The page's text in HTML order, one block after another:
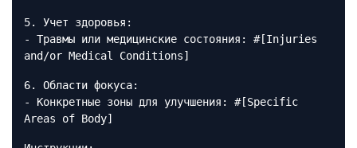
5. Учет здоровья:
- Травмы или медицинские состояния: #[Injuries
and/or Medical Conditions]
6. Области фокуса:
- Конкретные зоны для улучшения: #[Specific
Areas of Body]